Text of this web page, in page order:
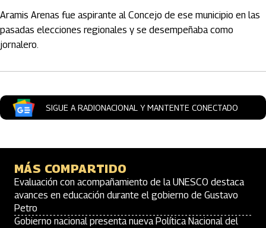
Aramis Arenas fue aspirante al Concejo de ese municipio en las
pasadas elecciones regionales y se desempeñaba como
jornalero.
SIGUE A RADIONACIONAL Y MANTENTE CONECTADO
MÁS COMPARTIDO
Evaluación con acompañamiento de la UNESCO destaca
avances en educación durante el gobierno de Gustavo
Petro
Gobierno nacional presenta nueva Política Nacional del